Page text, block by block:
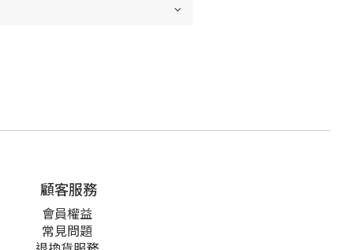
顧客服務
會員權益
常見問題